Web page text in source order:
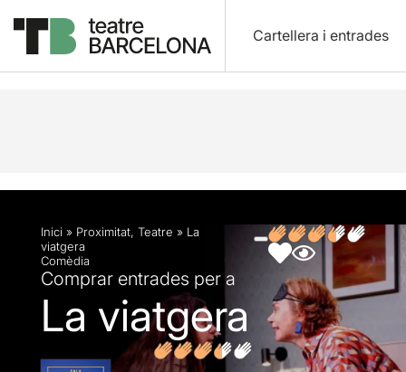
Cartellera i entrades
Descripció Fitxa artística Fotos i vídeos
Inici » Proximitat, Teatre » La
viatgera
Comèdia
Comprar entrades per a
La viatgera